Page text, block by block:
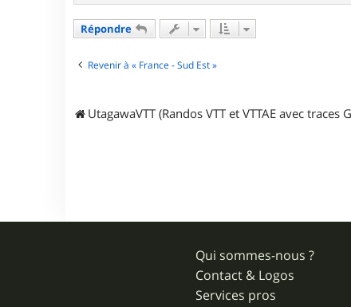
c
e
j
Répondre
Revenir à « France - Sud Est »
UtagawaVTT (Randos VTT et VTTAE avec traces
Qui sommes-nous ?
Contact & Logos
Services pros